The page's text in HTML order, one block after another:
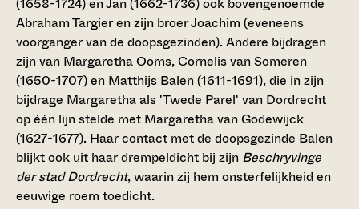
(1658-1724) en Jan (1662-1736) ook bovengenoemde
Abraham Targier en zijn broer Joachim (eveneens
voorganger van de doopsgezinden). Andere bijdragen
zijn van Margaretha Ooms, Cornelis van Someren
(1650-1707) en Matthijs Balen (1611-1691), die in zijn
bijdrage Margaretha als 'Twede Parel' van Dordrecht
op één lijn stelde met Margaretha van Godewijck
(1627-1677). Haar contact met de doopsgezinde Balen
blijkt ook uit haar drempeldicht bij zijn Beschryvinge
der stad Dordrecht, waarin zij hem onsterfelijkheid en
eeuwige roem toedicht.